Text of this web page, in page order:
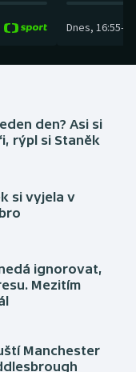
Dnes, 16:55-
den? Asi si
rýpl si Staněk
si vyjela v
ignorovat,
Mezitím
Manchester